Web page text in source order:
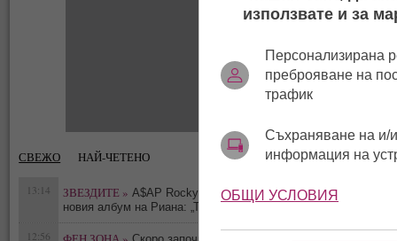
СВЕЖО НАЙ-ЧЕТЕНО
13:14 ЗВЕЗДИТЕ » A$AP Rocky издаде подробности за
новия албум на Риана: „Тя е в студиото в момента“
12:56
използвате и за
Персонализирана
преброяване на
трафик
Съхраняване на и/
информация на
ОБЩИ УСЛОВИЯ